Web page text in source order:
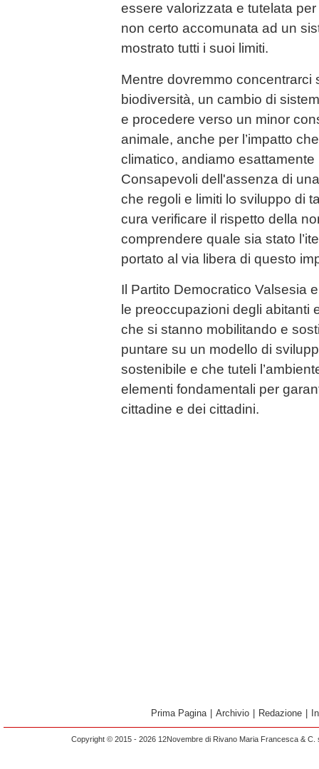
essere valorizzata e tutelata
non certo accomunata ad un
mostrato tutti i suoi limiti.
Mentre dovremmo concentrarci
biodiversità, un cambio di
e procedere verso un minor
animale, anche per l’impatto
climatico, andiamo
Consapevoli dell'assenza di
che regoli e limiti lo sviluppo di
cura verificare il rispetto della
comprendere quale sia stato
portato al via libera di questo
Il Partito Democratico Valsesia
le preoccupazioni degli abitanti
che si stanno mobilitando e
puntare su un modello di
sostenibile e che tuteli
elementi fondamentali per
cittadine e dei cittadini.
Prima Pagina Archivio Redazione
Copyright © 2015 - 2026 12Novembre di Rivano Maria Francesca &